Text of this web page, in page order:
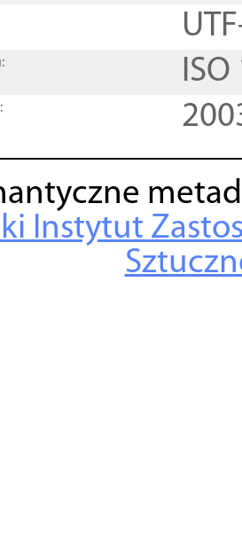
Instytut